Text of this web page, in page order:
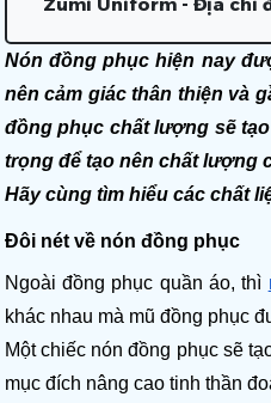
Nón đồng phục hiện nay
nên cảm giác thân thiện và
đồng phục chất lượng sẽ
trọng để tạo nên chất lượng
Hãy cùng tìm hiểu các chất
Đôi nét về nón đồng phục
Ngoài đồng phục quần áo, thì
khác nhau mà mũ đồng phục
Một chiếc nón đồng phục sẽ
mục đích nâng cao tinh thần